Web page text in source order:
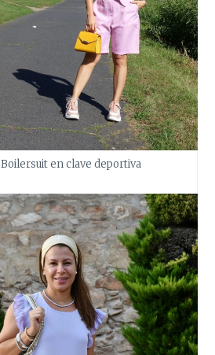
Boilersuit en clave deportiva